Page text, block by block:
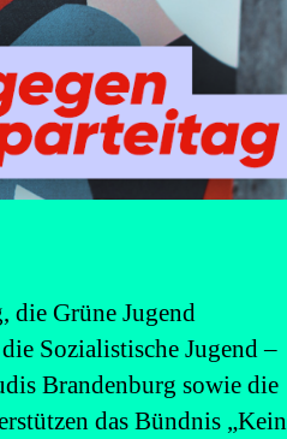
die Grüne Jugend
Sozialistische Jugend –
Brandenburg sowie die
das Bündnis „Kein